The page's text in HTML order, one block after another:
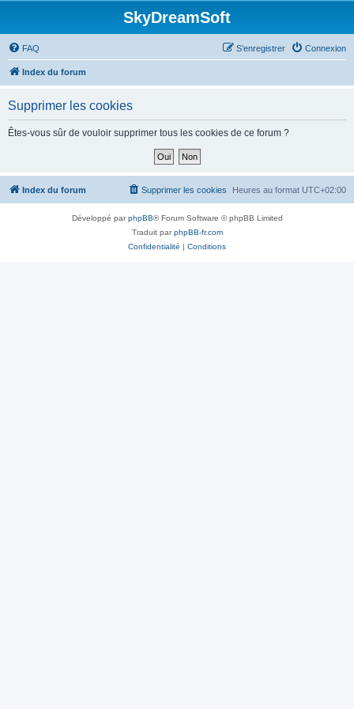
SkyDreamSoft
FAQ Connexion
S’enregistrer
Index du forum
Supprimer les cookies
Êtes-vous sûr de vouloir supprimer tous les cookies de ce forum ?
Index du forum Heures au format UTC+02:00
Supprimer les cookies
Développé parphpBB® Forum Software © phpBB Limited
Traduit parphpBB-fr.com
Confidentialité | Conditions